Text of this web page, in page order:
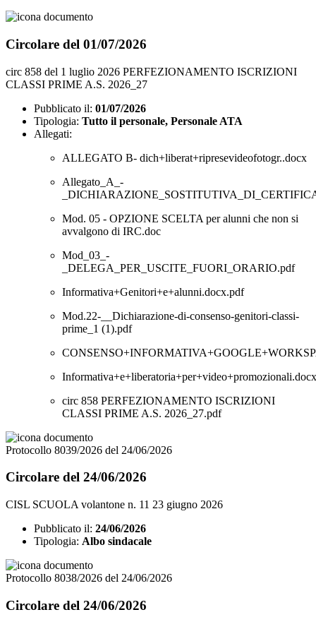
Circolare del 01/07/2026
circ 858 del 1 luglio 2026 PERFEZIONAMENTO ISCRIZIONI
CLASSI PRIME A.S. 2026_27
Pubblicato il: 01/07/2026
Tipologia: Tutto il personale, Personale ATA
Allegati:
ALLEGATO B- dich+liberat+ripresevideofotogr..docx
Allegato_A_-
Mod. 05 - OPZIONE SCELTA per alunni che non si
avvalgono di IRC.doc
Mod_03_-
_DELEGA_PER_USCITE_FUORI_ORARIO.pdf
Informativa+Genitori+e+alunni.docx.pdf
Mod.22-__Dichiarazione-di-consenso-genitori-classi-
prime_1 (1).pdf
circ 858 PERFEZIONAMENTO ISCRIZIONI
CLASSI PRIME A.S. 2026_27.pdf
Protocollo 8039/2026 del 24/06/2026
Circolare del 24/06/2026
CISL SCUOLA volantone n. 11 23 giugno 2026
Pubblicato il: 24/06/2026
Tipologia: Albo sindacale
Protocollo 8038/2026 del 24/06/2026
Circolare del 24/06/2026